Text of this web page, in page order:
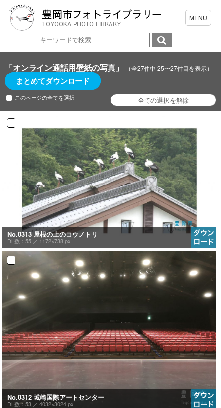
「オンライン通話用壁紙の写真」 （全27件中 25〜27件目を表示）
まとめてダウンロード
このページの全てを選択
No.0313 屋根の上のコウノトリ
DL数：55 ／ 1172×738 px
No.0312 城崎国際アートセンター
DL数：53 ／ 4032×3024 px